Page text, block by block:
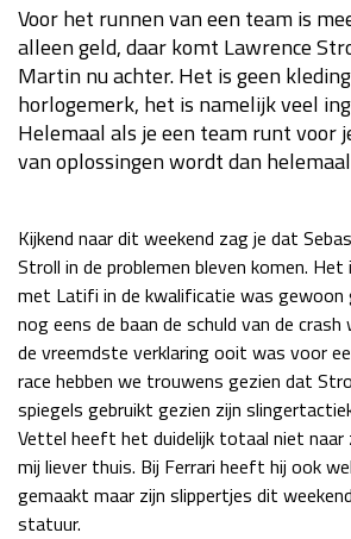
Race
GP MEXICO 2026
Kwalificatie
Race
Kwalificatie
Race
LAS VEGAS GRAND PRIX 2026
Kwalificatie
Race
GP ABU DHABI 2026
Kwalificatie
Race
Voor het runnen van een team is
alleen geld, daar komt Lawrence
Martin nu achter. Het is geen
horlogemerk, het is namelijk veel
Helemaal als je een team runt voor
van oplossingen wordt dan
Kijkend naar dit weekend zag je dat
Stroll in de problemen bleven komen.
met Latifi in de kwalificatie was gewoon
nog eens de baan de schuld van de
de vreemdste verklaring ooit was voor
race hebben we trouwens gezien dat
spiegels gebruikt gezien zijn
Vettel heeft het duidelijk totaal niet naar
mij liever thuis. Bij Ferrari heeft hij ook
gemaakt maar zijn slippertjes dit
statuur.